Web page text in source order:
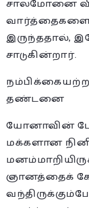
சாலமோனை
இருந்ததால்,
சாடுகின்றார்.
தண்டனை
யோனாவின்
மக்களான
ஞானத்தைக்